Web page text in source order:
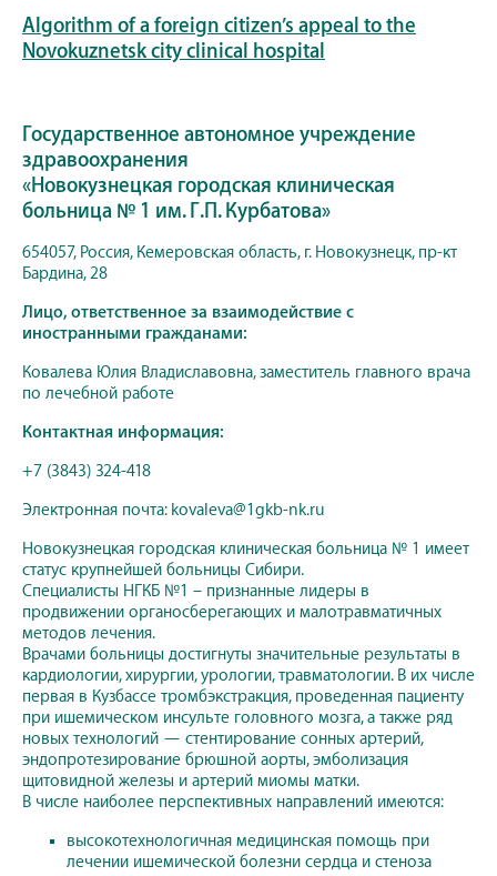
Algorithm of a foreign citizen’s appeal to the
Novokuznetsk city clinical hospital
Государственное автономное учреждение
здравоохранения
«Новокузнецкая городская клиническая
больница № 1 им. Г.П. Курбатова»
654057, Россия, Кемеровская область, г. Новокузнецк, пр-кт
Бардина, 28
Лицо, ответственное за взаимодействие с
иностранными гражданами:
Ковалева Юлия Владиславовна, заместитель главного врача
по лечебной работе
Контактная информация:
+7 (3843) 324-418
Электронная почта: kovaleva@1gkb-nk.ru
Новокузнецкая городская клиническая больница № 1 имеет
статус крупнейшей больницы Сибири.
Специалисты НГКБ №1 – признанные лидеры в
продвижении органосберегающих и малотравматичных
методов лечения.
Врачами больницы достигнуты значительные результаты в
кардиологии, хирургии, урологии, травматологии. В их числе
первая в Кузбассе тромбэкстракция, проведенная пациенту
при ишемическом инсульте головного мозга, а также ряд
новых технологий — стентирование сонных артерий,
эндопротезирование брюшной аорты, эмболизация
щитовидной железы и артерий миомы матки.
В числе наиболее перспективных направлений имеются:
высокотехнологичная медицинская помощь при
лечении ишемической болезни сердца и стеноза